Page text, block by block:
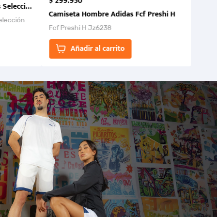
Colombia FCF 2026.
Camiseta Hombre Adidas Fcf Preshi H
Fcf Preshi H Jz6238
Añadir al carrito